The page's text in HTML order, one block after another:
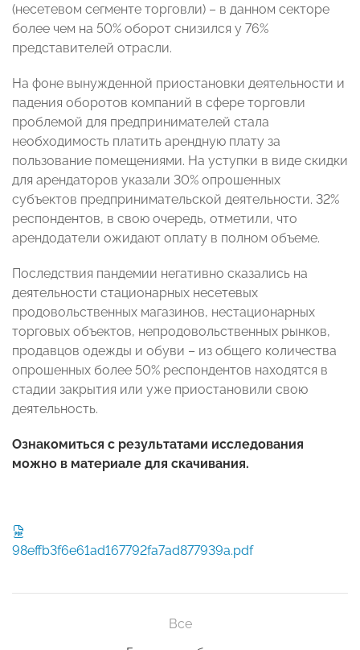
(несетевом сегменте торговли) – в данном секторе
более чем на 50% оборот снизился у 76%
представителей отрасли.
На фоне вынужденной приостановки деятельности и
падения оборотов компаний в сфере торговли
проблемой для предпринимателей стала
необходимость платить арендную плату за
пользование помещениями. На уступки в виде скидки
для арендаторов указали 30% опрошенных
субъектов предпринимательской деятельности. 32%
респондентов, в свою очередь, отметили, что
арендодатели ожидают оплату в полном объеме.
Последствия пандемии негативно сказались на
деятельности стационарных несетевых
продовольственных магазинов, нестационарных
торговых объектов, непродовольственных рынков,
продавцов одежды и обуви – из общего количества
опрошенных более 50% респондентов находятся в
стадии закрытия или уже приостановили свою
деятельность.
Ознакомиться с результатами исследования
можно в материале для скачивания.
98effb3f6e61ad167792fa7ad877939a.pdf
Все